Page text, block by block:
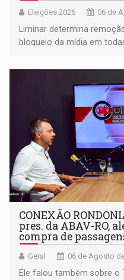
Eleições 2026 06 de
Liminar determina
bloqueio da mídia em
CONEXÃO
pres. da ABAV-RO,
compra de
Geral 06 de Agosto
Ele falou também sobre o